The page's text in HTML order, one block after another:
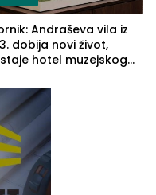
Andraševa vila iz
dobija novi život,
hotel muzejskog